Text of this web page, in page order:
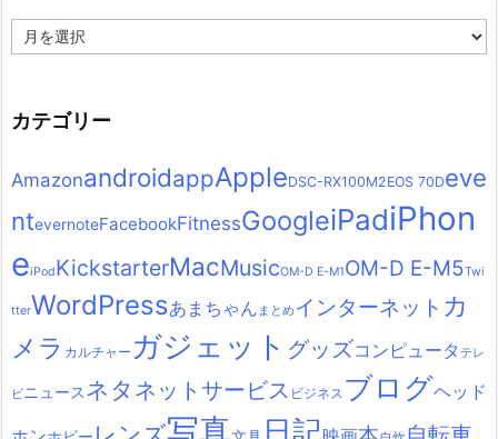
ー
ブ
カテゴリー
AmazonandroidappAppleDSC-RX100M2EOS 70Deve
ntevernoteFacebookFitnessGoogleiPadiPhon
eiPodKickstarterMacMusicOM-D E-M1OM-D E-M5Twi
tterWordPressあまちゃん まとめインターネット カ
メラ カルチャー ガジェット グッズコンピュータ テレ
ビニュースネタ ネットサービス ビジネス ブログヘッド
写真 日記